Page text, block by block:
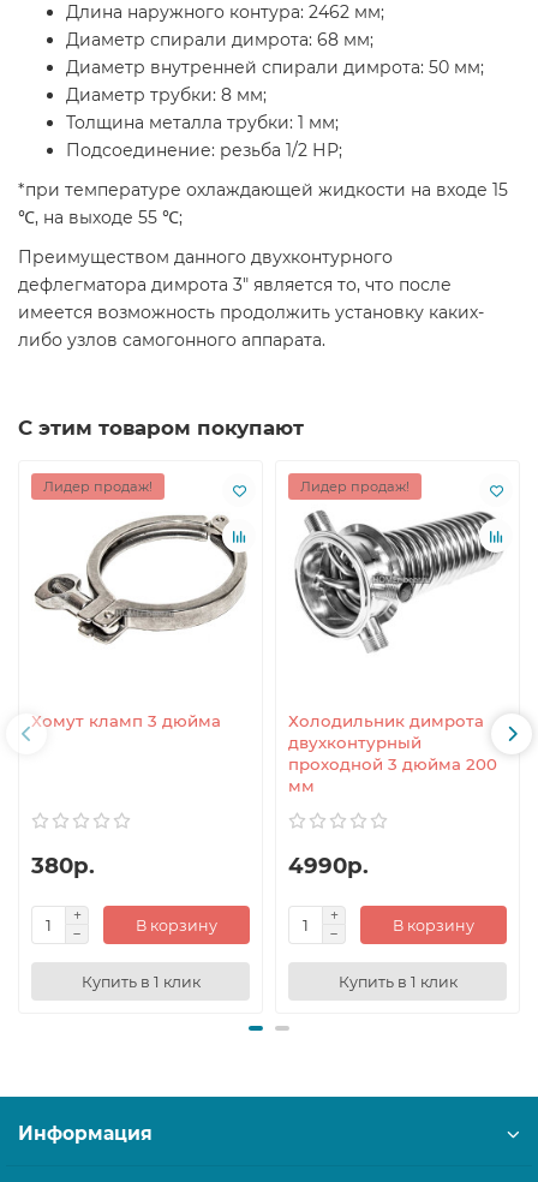
Длина наружного контура: 2462 мм;
Диаметр спирали димрота: 68 мм;
Диаметр внутренней спирали димрота: 50 мм;
Диаметр трубки: 8 мм;
Толщина металла трубки: 1 мм;
Подсоединение: резьба 1/2 НР;
*при температуре охлаждающей жидкости на входе 15
℃, на выходе 55 ℃;
Преимуществом данного двухконтурного
дефлегматора димрота 3" является то, что после
имеется возможность продолжить установку каких-
либо узлов самогонного аппарата.
С этим товаром покупают
Лидер продаж!
Хомут кламп 3 дюйма
380р.
В корзину
Купить в 1 клик
Лидер продаж!
Холодильник димрота
двухконтурный
проходной 3 дюйма 200
мм
4990р.
В корзину
Купить в 1 клик
Информация